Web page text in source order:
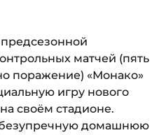
матчей (пять
поражение) «Монако»
игру нового
своём стадионе.
домашнюю